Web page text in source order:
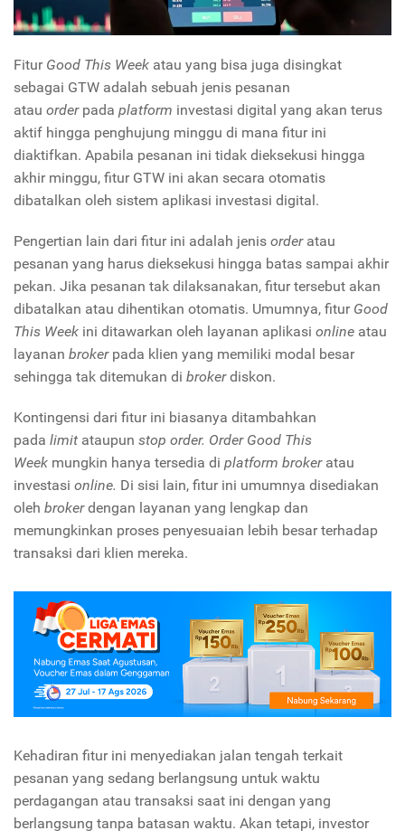
Fitur Good This Week atau yang bisa juga disingkat
sebagai GTW adalah sebuah jenis pesanan
atau order pada platform investasi digital yang akan terus
aktif hingga penghujung minggu di mana fitur ini
diaktifkan. Apabila pesanan ini tidak dieksekusi hingga
akhir minggu, fitur GTW ini akan secara otomatis
dibatalkan oleh sistem aplikasi investasi digital.
Pengertian lain dari fitur ini adalah jenis order atau
pesanan yang harus dieksekusi hingga batas sampai akhir
pekan. Jika pesanan tak dilaksanakan, fitur tersebut akan
dibatalkan atau dihentikan otomatis. Umumnya, fitur Good
This Week ini ditawarkan oleh layanan aplikasi online atau
layanan broker pada klien yang memiliki modal besar
sehingga tak ditemukan di broker diskon.
Kontingensi dari fitur ini biasanya ditambahkan
pada limit ataupun stop order. Order Good This
Week mungkin hanya tersedia di platform broker atau
investasi online. Di sisi lain, fitur ini umumnya disediakan
oleh broker dengan layanan yang lengkap dan
memungkinkan proses penyesuaian lebih besar terhadap
transaksi dari klien mereka.
Kehadiran fitur ini menyediakan jalan tengah terkait
pesanan yang sedang berlangsung untuk waktu
perdagangan atau transaksi saat ini dengan yang
berlangsung tanpa batasan waktu. Akan tetapi, investor